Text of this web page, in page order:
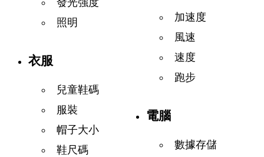
照明
衣服
兒童鞋碼
服裝
帽子大小
鞋尺碼
加速度
風速
速度
跑步
電腦
數據存儲